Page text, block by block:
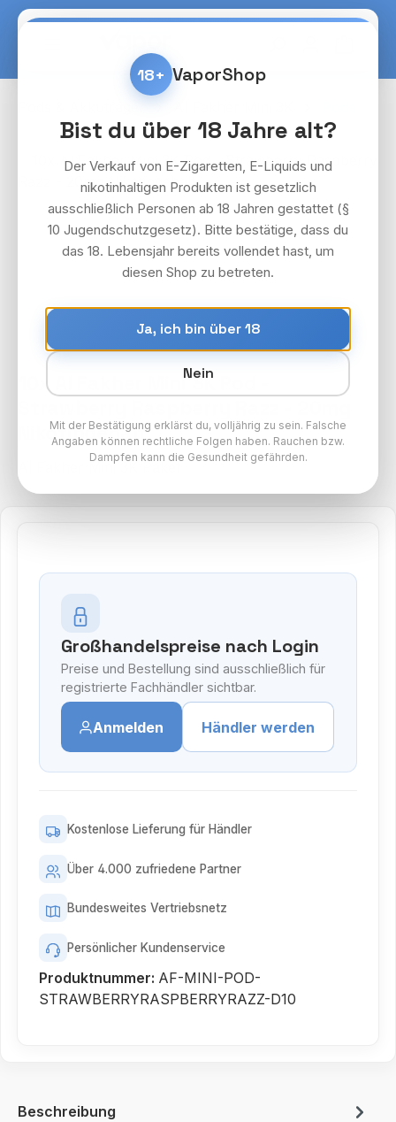
Zum Hauptinhalt springen
Bildergalerie überspringen
10x Al Fakher Mini 3K Pod -
Nikotingehalt
Al Fakher Mini 3K Paket
Großhandelspreise nach Login
Preise und Bestellung sind ausschließlich für
registrierte Fachhändler sichtbar.
Anmelden Händler werden
Kostenlose Lieferung für Händler
Über 4.000 zufriedene Partner
Bundesweites Vertriebsnetz
Persönlicher Kundenservice
Produktnummer: AF-MINI-POD-
STRAWBERRYRASPBERRYRAZZ-D10
Beschreibung
18+ VaporShop
Bist du über 18 Jahre alt?
Der Verkauf von E-Zigaretten, E-Liquids und
nikotinhaltigen Produkten ist gesetzlich
ausschließlich Personen ab 18 Jahren gestattet (§
10 Jugendschutzgesetz). Bitte bestätige, dass du
das 18. Lebensjahr bereits vollendet hast, um
diesen Shop zu betreten.
Ja, ich bin über 18
Nein
Mit der Bestätigung erklärst du, volljährig zu sein. Falsche
Angaben können rechtliche Folgen haben. Rauchen bzw.
Dampfen kann die Gesundheit gefährden.